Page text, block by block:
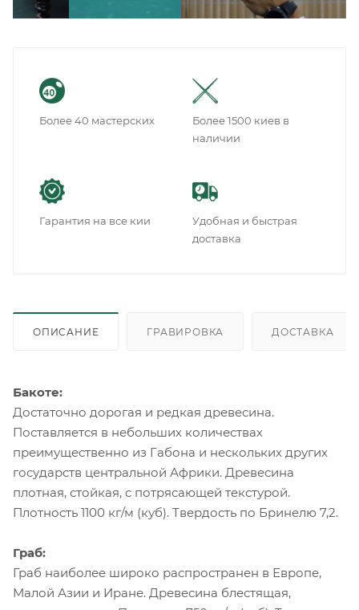
Более 40 мастерских
Более 1500 киев в
наличии
Гарантия на все кии
Удобная и быстрая
доставка
ОПИСАНИЕ ГРАВИРОВКА ДОСТАВКА
Бакоте:
Достаточно дорогая и редкая древесина.
Поставляется в небольших количествах
преимущественно из Габона и нескольких других
государств центральной Африки. Древесина
плотная, стойкая, с потрясающей текстурой.
Плотность 1100 кг/м (куб). Твердость по Бринелю 7,2.
Граб:
Граб наиболее широко распространен в Европе,
Малой Азии и Иране. Древесина блестящая,